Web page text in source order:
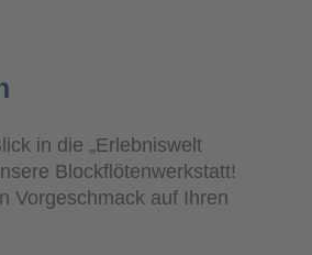
in die „Erlebniswelt
Blockflötenwerkstatt!
Vorgeschmack auf Ihren